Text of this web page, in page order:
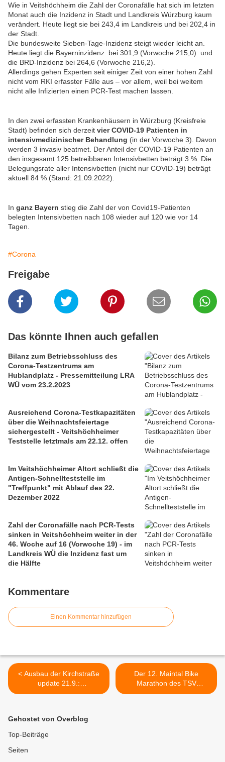
Wie in Veitshöchheim die Zahl der Coronafälle hat sich im letzten
Monat auch die Inzidenz in Stadt und Landkreis Würzburg kaum
verändert. Heute liegt sie bei 243,4 im Landkreis und bei 202,4 in
der Stadt.
Die bundesweite Sieben-Tage-Inzidenz steigt wieder leicht an.
Heute liegt die Bayerninzidenz bei 301,9 (Vorwoche 215,0) und
die BRD-Inzidenz bei 264,6 (Vorwoche 216,2).
Allerdings gehen Experten seit einiger Zeit von einer hohen Zahl
nicht vom RKI erfasster Fälle aus – vor allem, weil bei weitem
nicht alle Infizierten einen PCR-Test machen lassen.
In den zwei erfassten Krankenhäusern in Würzburg (Kreisfreie
Stadt) befinden sich derzeit vier COVID-19 Patienten in
intensivmedizinischer Behandlung (in der Vorwoche 3). Davon
werden 3 invasiv beatmet. Der Anteil der COVID-19 Patienten an
den insgesamt 125 betreibbaren Intensivbetten beträgt 3 %. Die
Belegungsrate aller Intensivbetten (nicht nur COVID-19) beträgt
aktuell 84 % (Stand: 21.09.2022).
In ganz Bayern stieg die Zahl der von Covid19-Patienten
belegten Intensivbetten nach 108 wieder auf 120 wie vor 14
Tagen.
#Corona
Freigabe
Das könnte Ihnen auch gefallen
Bilanz zum Betriebsschluss des
Corona-Testzentrums am
Hublandplatz - Pressemitteilung LRA
WÜ vom 23.2.2023
Ausreichend Corona-Testkapazitäten
über die Weihnachtsfeiertage
sichergestellt - Veitshöchheimer
Teststelle letztmals am 22.12. offen
Im Veitshöchheimer Altort schließt die
Antigen-Schnellteststelle im
"Treffpunkt" mit Ablauf des 22.
Dezember 2022
Zahl der Coronafälle nach PCR-Tests
sinken in Veitshöchheim weiter in der
46. Woche auf 16 (Vorwoche 19) - im
Landkreis WÜ die Inzidenz fast um
die Hälfte
Kommentare
Einen Kommentar hinzufügen
< Ausbau der Kirchstraße
update 21.9.:
Leitungsverlegungen im
beginnen -
Sanierungsarbeiten nun
auch in der Bahnhofstraße
Der 12. Maintal Bike
Marathon des TSV
Güntersleben am 3.
Gehostet von Overblog
Top-Beiträge
Seiten